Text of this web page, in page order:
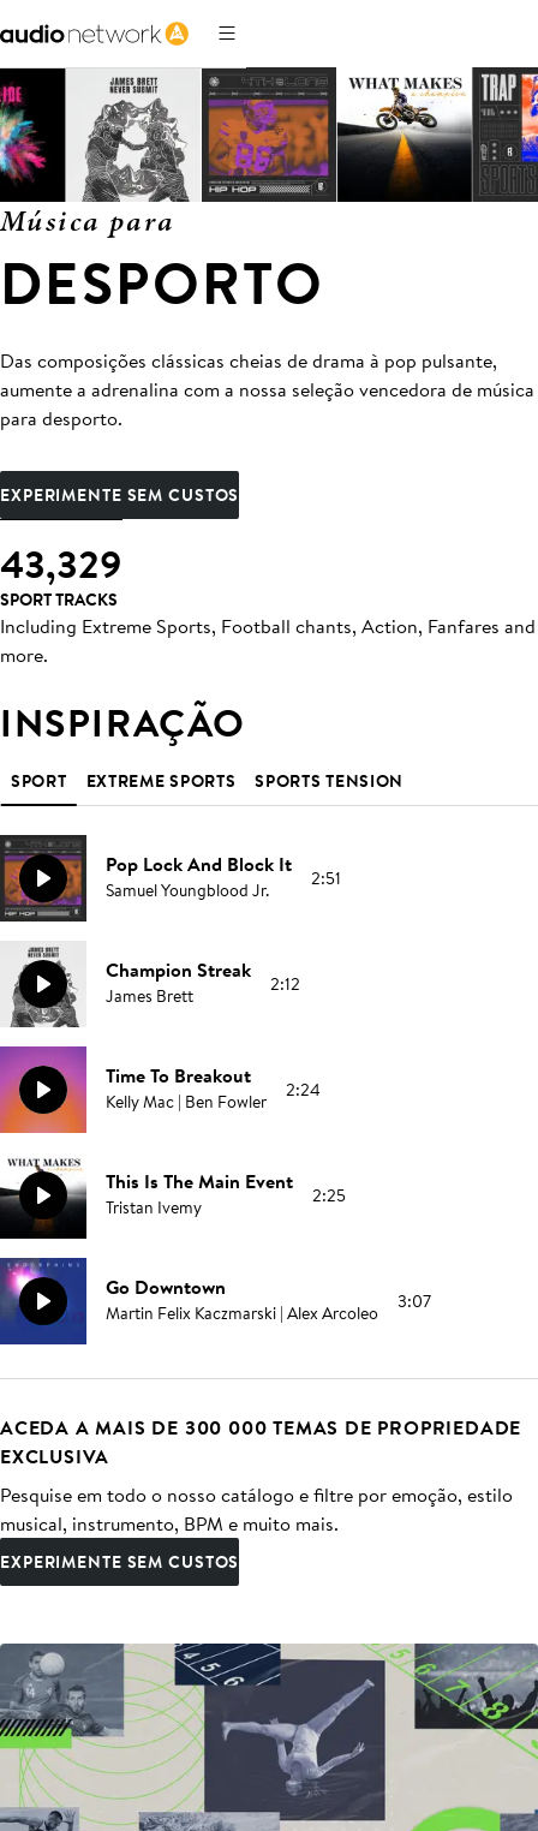
Música para
DESPORTO
Das composições clássicas cheias de drama à pop pulsante,
aumente a adrenalina com a nossa seleção vencedora de música
para desporto.
EXPERIMENTE SEM CUSTOS
43,329
SPORT TRACKS
Including Extreme Sports, Football chants, Action, Fanfares and
more.
INSPIRAÇÃO
SPORT EXTREME SPORTS SPORTS TENSION
Pop Lock And Block It
Samuel Youngblood Jr. 2:51
Champion Streak
James Brett 2:12
Time To Breakout
Kelly Mac | Ben Fowler 2:24
This Is The Main Event
Tristan Ivemy 2:25
Go Downtown
Martin Felix Kaczmarski | Alex Arcoleo 3:07
ACEDA A MAIS DE 300 000 TEMAS DE PROPRIEDADE
EXCLUSIVA
Pesquise em todo o nosso catálogo e filtre por emoção, estilo
musical, instrumento, BPM e muito mais.
EXPERIMENTE SEM CUSTOS